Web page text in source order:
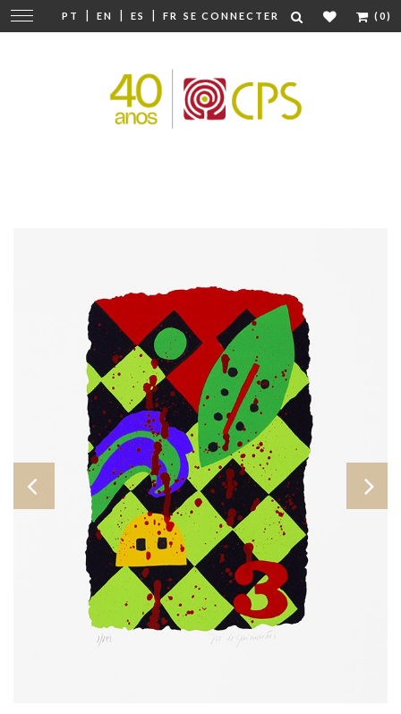
PT | EN | ES | FR SE CONNECTER (0)
Modifier
la